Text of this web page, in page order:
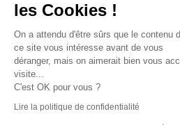
Nous contacter
Thés & Traditions © 2026
les Cookies !
On a attendu d'être sûrs que le contenu
ce site vous intéresse avant de vous
déranger, mais on aimerait bien vous
visite...
C'est OK pour vous ?
Lire la politique de confidentialité